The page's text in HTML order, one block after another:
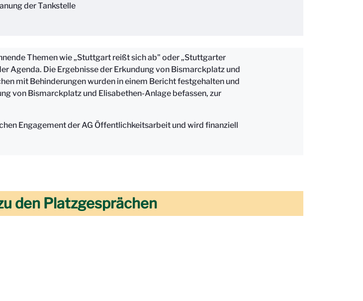
der Tankstelle
Themen wie „Stuttgart reißt sich ab" oder „Stuttgarter
Agenda. Die Ergebnisse der Erkundung von Bismarckplatz und
mit Behinderungen wurden in einem Bericht festgehalten und
von Bismarckplatz und Elisabethen-Anlage befassen, zur
Engagement der AG Öffentlichkeitsarbeit und wird finanziell
den Platzgesprächen